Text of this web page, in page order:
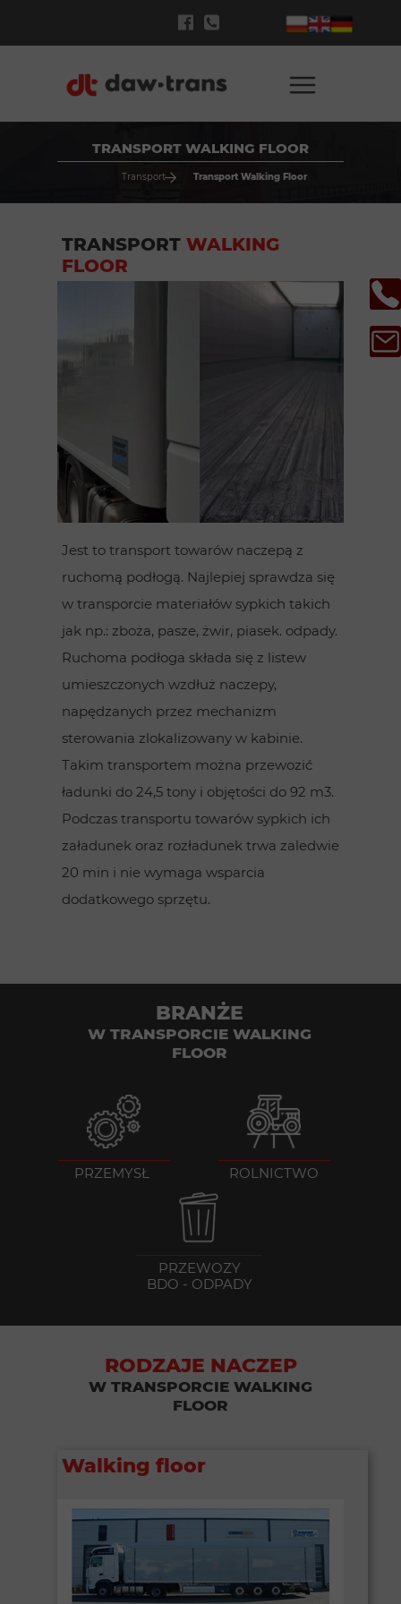
Walking floor
RODZAJE NACZEP
W TRANSPORCIE WALKING
FLOOR
PRZEWOZY
BDO - ODPADY
ROLNICTWO
PRZEMYSŁ
BRANŻE
W TRANSPORCIE WALKING
FLOOR
Jest to transport towarów naczepą z
ruchomą podłogą. Najlepiej sprawdza się
w transporcie materiałów sypkich takich
jak np.: zboża, pasze, żwir, piasek. odpady.
Ruchoma podłoga składa się z listew
umieszczonych wzdłuż naczepy,
napędzanych przez mechanizm
sterowania zlokalizowany w kabinie.
Takim transportem można przewozić
ładunki do 24,5 tony i objętości do 92 m3.
Podczas transportu towarów sypkich ich
załadunek oraz rozładunek trwa zaledwie
20 min i nie wymaga wsparcia
dodatkowego sprzętu.
TRANSPORT WALKING
FLOOR
Transport Walking Floor
Transport
TRANSPORT WALKING FLOOR